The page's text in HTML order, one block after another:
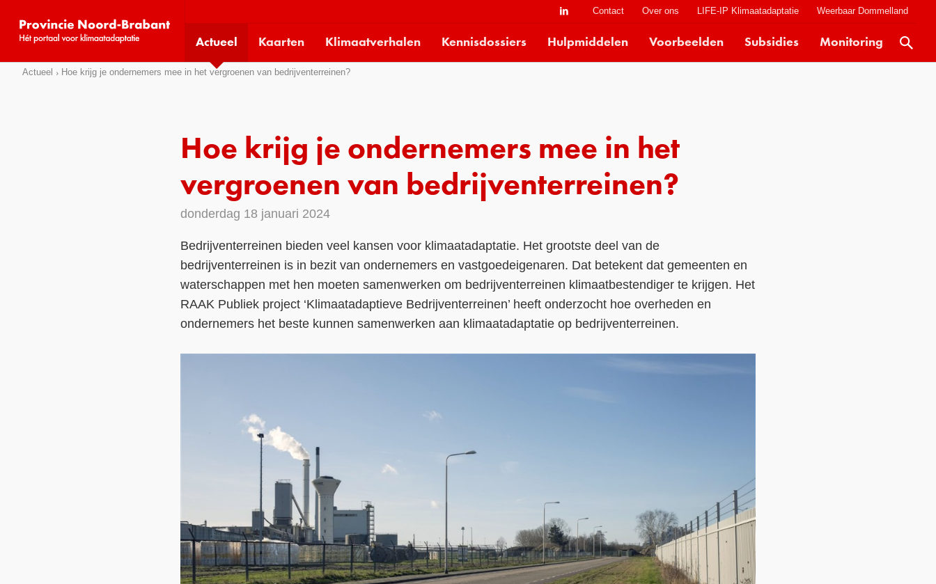
social
media
pages:
Contact Over ons LIFE-IP Klimaatadaptatie Weerbaar Dommelland
Actueel Kaarten Klimaatverhalen Kennisdossiers Hulpmiddelen Voorbeelden Subsidies Monitoring
Actueel Hoe krijg je ondernemers mee in het vergroenen van bedrijventerreinen?
Hoe krijg je ondernemers mee in het
vergroenen van bedrijventerreinen?
donderdag 18 januari 2024
Bedrijventerreinen bieden veel kansen voor klimaatadaptatie. Het grootste deel van de
bedrijventerreinen is in bezit van ondernemers en vastgoedeigenaren. Dat betekent dat gemeenten en
waterschappen met hen moeten samenwerken om bedrijventerreinen klimaatbestendiger te krijgen. Het
RAAK Publiek project ‘Klimaatadaptieve Bedrijventerreinen’ heeft onderzocht hoe overheden en
ondernemers het beste kunnen samenwerken aan klimaatadaptatie op bedrijventerreinen.